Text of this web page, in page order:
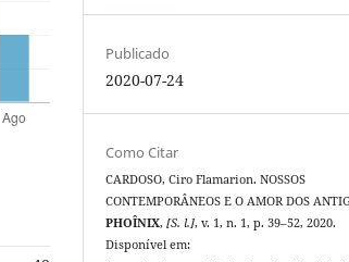
Publicado
2020-07-24
Como Citar
CARDOSO, Ciro Flamarion. NOSSOS
CONTEMPORÂNEOS E O AMOR DOS
PHOÎNIX,[S. l.], v. 1, n. 1, p. 39–52, 2020.
Disponível em: